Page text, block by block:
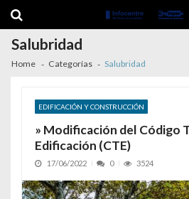
Salubridad
Home Categorías Salubridad
EDIFICACIÓN Y CONSTRUCCIÓN
» Modificación del Código
Edificación (CTE)
17/06/2022 0 3524